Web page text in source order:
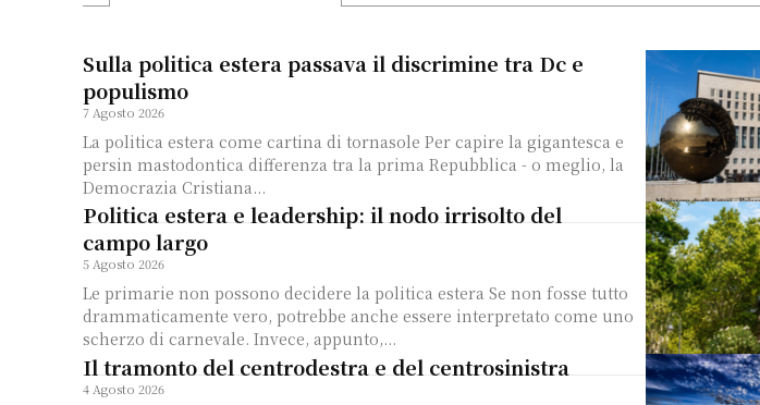
Sulla politica estera passava il discrimine tra Dc e
populismo
7 Agosto 2026
La politica estera come cartina di tornasole Per capire la gigantesca e
persin mastodontica differenza tra la prima Repubblica - o meglio, la
Democrazia Cristiana...
Politica estera e leadership: il nodo irrisolto del
campo largo
5 Agosto 2026
Le primarie non possono decidere la politica estera Se non fosse tutto
drammaticamente vero, potrebbe anche essere interpretato come uno
scherzo di carnevale. Invece, appunto,...
Il tramonto del centrodestra e del centrosinistra
4 Agosto 2026